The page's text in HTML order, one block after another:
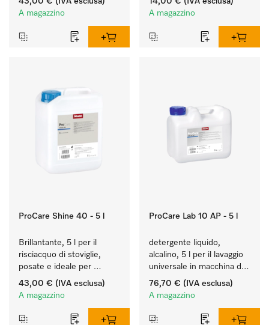
posate e bicchieri.
A magazzino
A magazzino
ProCare Shine 40 - 5 l
Brillantante, 5 l per il
risciacquo di stoviglie,
posate e ideale per
bicchieri.
43,00 € (IVA esclusa)
A magazzino
ProCare Lab 10 AP - 5 l
detergente liquido,
alcalino, 5 l per il lavaggio
universale in macchina di
vetreria e utensili da
laboratorio.
76,70 € (IVA esclusa)
A magazzino